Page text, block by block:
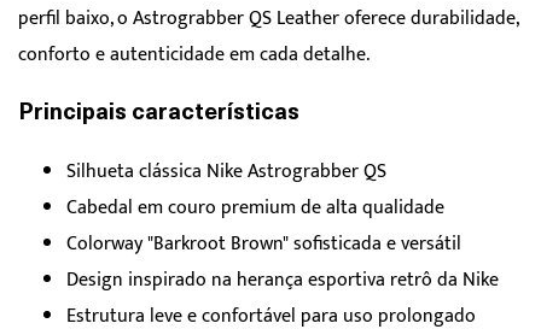
perfil baixo, o Astrograbber QS Leather oferece durabilidade,
conforto e autenticidade em cada detalhe.
Principais características
Silhueta clássica Nike Astrograbber QS
Cabedal em couro premium de alta qualidade
Colorway "Barkroot Brown" sofisticada e versátil
Design inspirado na herança esportiva retrô da Nike
Estrutura leve e confortável para uso prolongado